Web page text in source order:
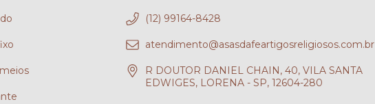
(12) 99164-8428
atendimento@asasdafeartigosreligiosos.com.br
R DOUTOR DANIEL CHAIN, 40, VILA SANTA
EDWIGES, LORENA - SP, 12604-280